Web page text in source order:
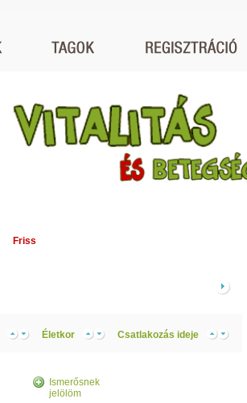
Friss
Csatlakozás ideje
Életkor
Ismerősnek
jelölöm